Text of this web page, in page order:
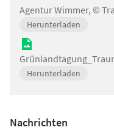
Agentur Wimmer, ©
Herunterladen
Herunterladen
Nachrichten